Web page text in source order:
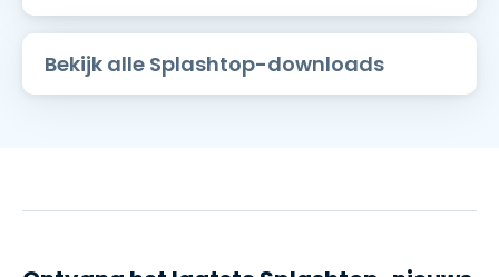
Bekijk alle Splashtop-downloads